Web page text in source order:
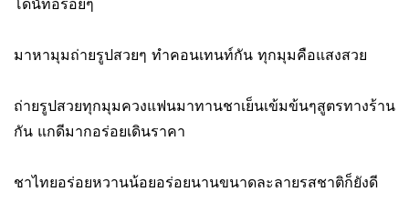
โดนัทอร่อยๆ
มาหามุมถ่ายรูปสวยๆ ทำคอนเทนท์กัน ทุกมุมคือแสงสวย
ถ่ายรูปสวยทุกมุมควงแฟนมาทานชาเย็นเข้มข้นๆสูตรทางร้าน
กัน แกดีมากอร่อยเดินราคา
ชาไทยอร่อยหวานน้อยอร่อยนานขนาดละลายรสชาติก็ยังดี